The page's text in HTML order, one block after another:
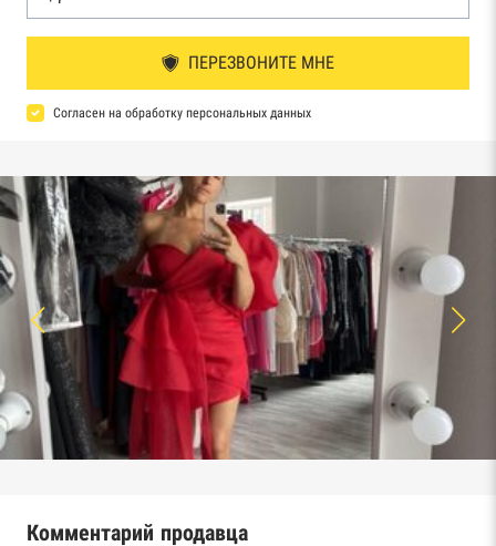
ПЕРЕЗВОНИТЕ МНЕ
Согласен на обработку персональных данных
Комментарий продавца